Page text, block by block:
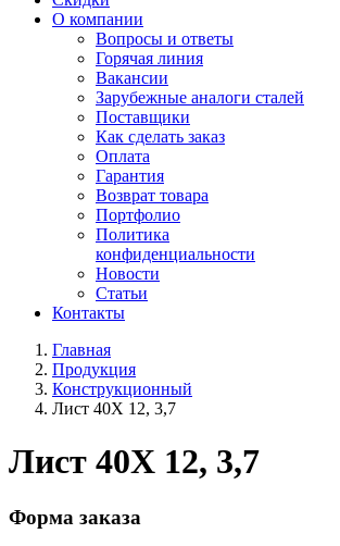
О компании
Вопросы и ответы
Горячая линия
Вакансии
Зарубежные аналоги сталей
Поставщики
Как сделать заказ
Оплата
Гарантия
Возврат товара
Портфолио
Политика
конфиденциальности
Новости
Статьи
Контакты
Главная
Продукция
Конструкционный
Лист 40Х 12, 3,7
Лист 40Х 12, 3,7
Форма заказа